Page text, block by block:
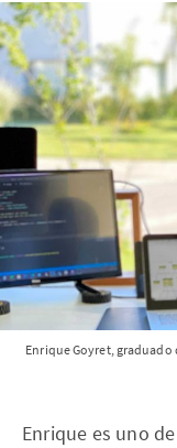
Enrique Goyret, graduado
Enrique es uno